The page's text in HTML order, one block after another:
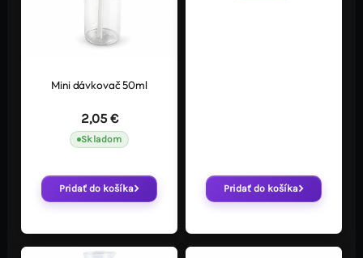
Mini dávkovač 50ml
2,05€
Skladom
Pridať do košíka Pridať do košíka